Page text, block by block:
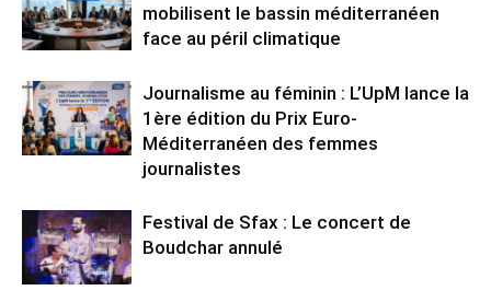
mobilisent le bassin méditerranéen
face au péril climatique
Journalisme au féminin : L’UpM lance la
1ère édition du Prix Euro-
Méditerranéen des femmes
journalistes
Festival de Sfax : Le concert de
Boudchar annulé